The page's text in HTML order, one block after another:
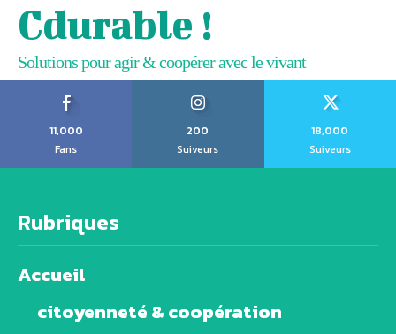
Cdurable !
Solutions pour agir & coopérer avec le vivant
11,000
Fans
200
Suiveurs
18,000
Suiveurs
Rubriques
Accueil
citoyenneté & coopération